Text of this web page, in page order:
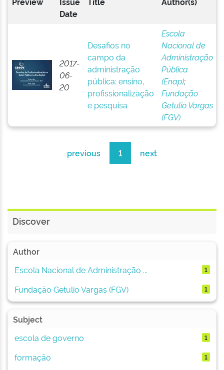
Date
2017-
06-
20
Desafios no
campo da
administração
pública: ensino,
profissionalização
e pesquisa
Escola
Nacional de
Administração
Pública
(Enap);
Fundação
Getulio Vargas
(FGV)
previous 1 next
Discover
Author
Escola Nacional de Administração ...
1
Fundação Getulio Vargas (FGV) 1
Subject
escola de governo
1
formação 1